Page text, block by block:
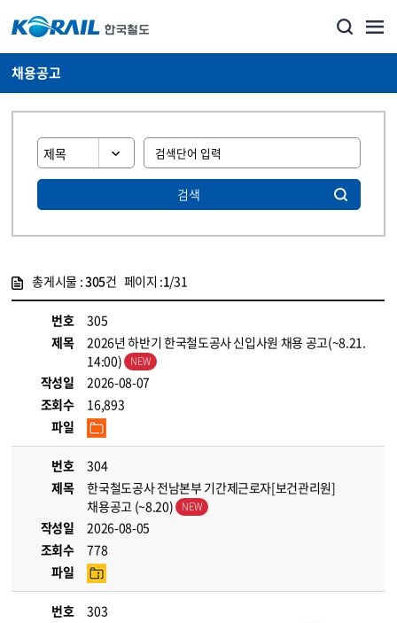
채용공고
검색
총게시물 :305건 페이지 :1/31
번호
305
제목
2026년 하반기 한국철도공사 신입사원 채용 공고(~8.21.
14:00)
작성일
2026-08-07
조회수
16,893
파일
번호
304
제목
한국철도공사 전남본부 기간제근로자[보건관리원]
채용공고 (~8.20)
작성일
2026-08-05
조회수
778
파일
번호
303